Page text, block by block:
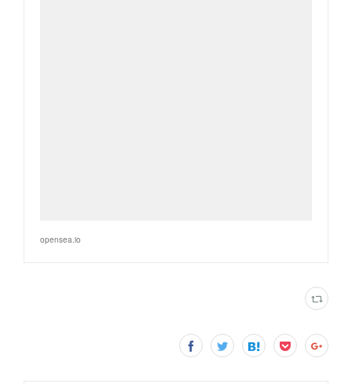
opensea.io